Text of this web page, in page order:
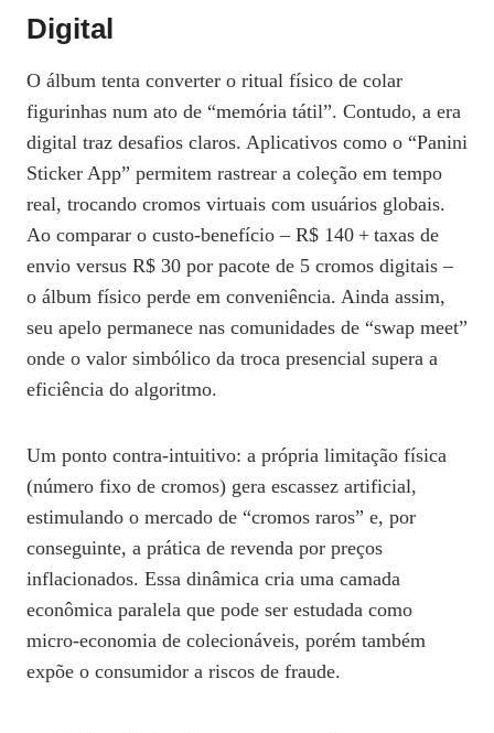
Digital
O álbum tenta converter o ritual físico de colar
figurinhas num ato de “memória tátil”. Contudo, a era
digital traz desafios claros. Aplicativos como o “Panini
Sticker App” permitem rastrear a coleção em tempo
real, trocando cromos virtuais com usuários globais.
Ao comparar o custo‑benefício – R$ 140 + taxas de
envio versus R$ 30 por pacote de 5 cromos digitais –
o álbum físico perde em conveniência. Ainda assim,
seu apelo permanece nas comunidades de “swap meet”
onde o valor simbólico da troca presencial supera a
eficiência do algoritmo.
Um ponto contra‑intuitivo: a própria limitação física
(número fixo de cromos) gera escassez artificial,
estimulando o mercado de “cromos raros” e, por
conseguinte, a prática de revenda por preços
inflacionados. Essa dinâmica cria uma camada
econômica paralela que pode ser estudada como
micro‑economia de colecionáveis, porém também
expõe o consumidor a riscos de fraude.